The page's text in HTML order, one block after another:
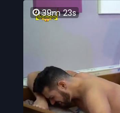
39m 23s